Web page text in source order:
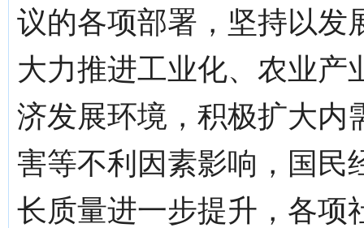
议的各项部署，坚持以发
大力推进工业化、农业产
济发展环境，积极扩大内
害等不利因素影响，国民
长质量进一步提升，各项